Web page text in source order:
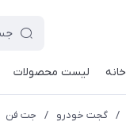
خانه لیست محصولات
/ گجت خودرو / جت فن